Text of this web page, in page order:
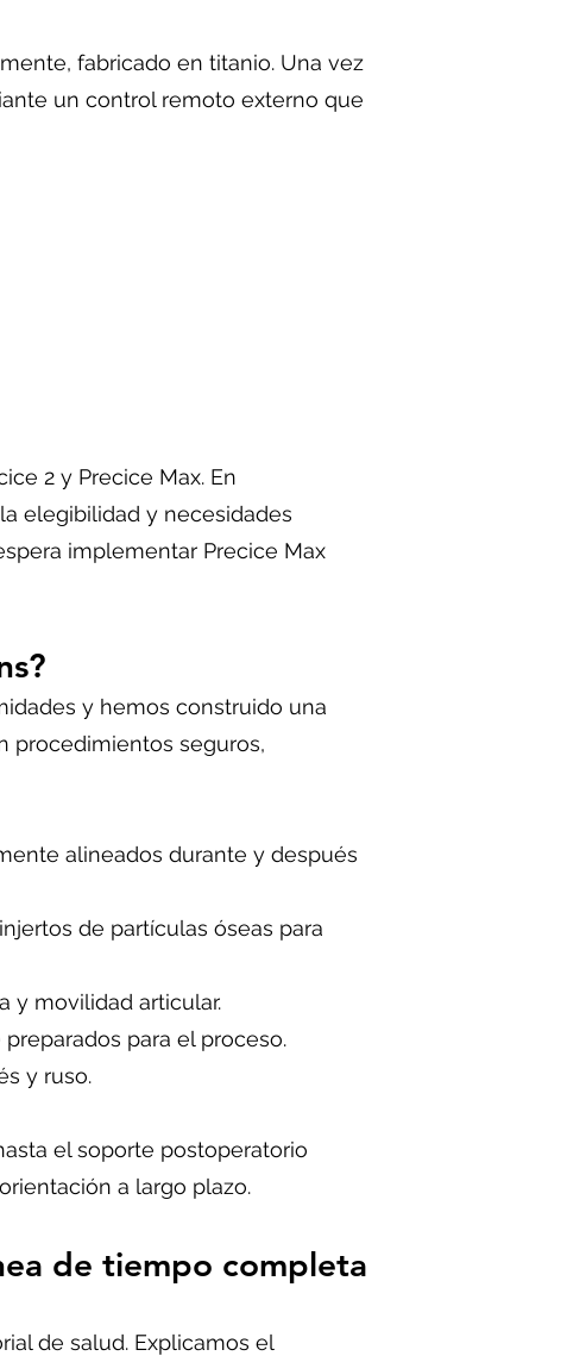
fabricado en titanio. Una vez
un control remoto externo que
2 y Precice Max. En
elegibilidad y necesidades
implementar Precice Max
y hemos construido una
procedimientos seguros,
alineados durante y después
de partículas óseas para
y movilidad articular.
para el proceso.
y ruso.
el soporte postoperatorio
a largo plazo.
de tiempo completa
de salud. Explicamos el